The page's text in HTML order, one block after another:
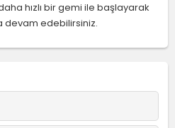
hızlı bir gemi ile başlayarak
devam edebilirsiniz.